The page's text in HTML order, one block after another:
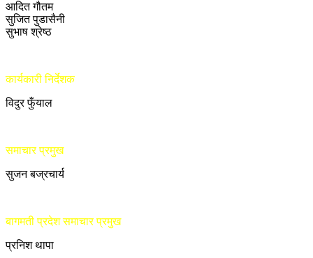
आदित गौतम
सुजित पुडासैनी
सुभाष श्रेष्ठ
कार्यकारी निर्देशक
विदुर फुँयाल
समाचार प्रमुख
सुजन बज्रचार्य
बागमती प्रदेश समाचार प्रमुख
प्रनिश थापा